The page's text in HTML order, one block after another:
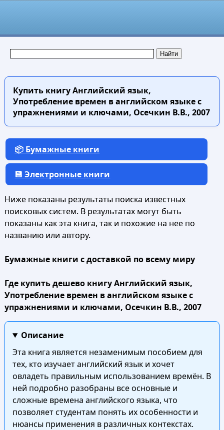
Купить книгуАнглийский язык,
Употребление времен в английском языке с
упражнениями и ключами, Осечкин В.В., 2007
📦 Бумажные книги
💾 Электронные книги
Ниже показаны результаты поиска известных
поисковых систем. В результатах могут быть
показаны как эта книга, так и похожие на нее по
названию или автору.
Бумажные книги с доставкой по всему миру
Где купить дешево книгу Английский язык,
Употребление времен в английском языке с
упражнениями и ключами, Осечкин В.В., 2007
Описание
Эта книга является незаменимым пособием для
тех, кто изучает английский язык и хочет
овладеть правильным использованием времён. В
ней подробно разобраны все основные и
сложные времена английского языка, что
позволяет студентам понять их особенности и
нюансы применения в различных контекстах.